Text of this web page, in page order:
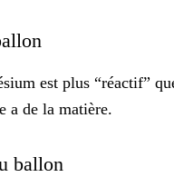
est plus “réactif”
a de la matière.
ballon